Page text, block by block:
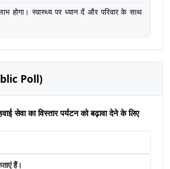
होगा। स्वास्थ्य पर ध्यान दें और परिवार के साथ
Poll)
सेवा का विस्तार पर्यटन को बढ़ावा देने के लिए
हैं।